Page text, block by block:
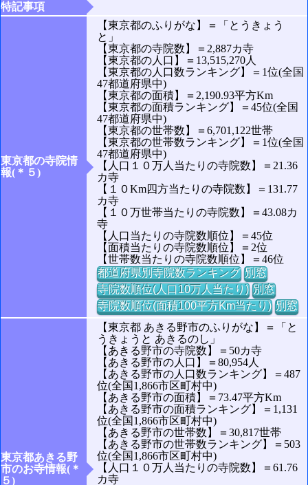
特記事項
東京都の寺院情
報(＊５)
【東京都のふりがな】＝「とうきょう
と」
【東京都の寺院数】＝2,887カ寺
【東京都の人口】＝13,515,270人
【東京都の人口数ランキング】＝1位(全国
47都道府県中)
【東京都の面積】＝2,190.93平方Km
【東京都の面積ランキング】＝45位(全国
47都道府県中)
【東京都の世帯数】＝6,701,122世帯
【東京都の世帯数ランキング】＝1位(全国
47都道府県中)
【人口１０万人当たりの寺院数】＝21.36
カ寺
【１０Km四方当たりの寺院数】＝131.77
カ寺
【１０万世帯当たりの寺院数】＝43.08カ
寺
【人口当たりの寺院数順位】＝45位
【面積当たりの寺院数順位】＝2位
【世帯数当たりの寺院数順位】＝46位
都道府県別寺院数ランキング 別窓
寺院数順位(人口10万人当たり) 別窓
寺院数順位(面積100平方Km当たり) 別窓
東京都あきる野
市のお寺情報(＊
５)
【東京都 あきる野市のふりがな】＝「と
うきょうと あきるのし」
【あきる野市の寺院数】＝50カ寺
【あきる野市の人口】＝80,954人
【あきる野市の人口数ランキング】＝487
位(全国1,866市区町村中)
【あきる野市の面積】＝73.47平方Km
【あきる野市の面積ランキング】＝1,131
位(全国1,866市区町村中)
【あきる野市の世帯数】＝30,817世帯
【あきる野市の世帯数ランキング】＝503
位(全国1,866市区町村中)
【人口１０万人当たりの寺院数】＝61.76
カ寺